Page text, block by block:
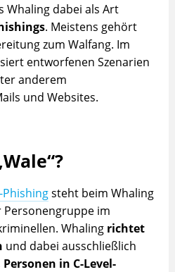
Whaling dabei als Art
. Meistens gehört
zum Walfang. Im
entworfenen Szenarien
anderem
und Websites.
Wale“?
Phishingsteht beim Whaling
im
Whaling richtet
und dabei ausschließlich
Personen in C-Level-